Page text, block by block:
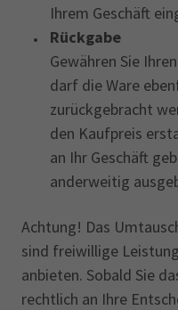
Ihrem Geschäft
Rückgabe
Gewähren Sie
darf die Ware
zurückgebracht
den Kaufpreis
an Ihr Geschäft
anderweitig
Achtung! Das
sind freiwillige
anbieten. Sobald Sie
rechtlich an Ihre